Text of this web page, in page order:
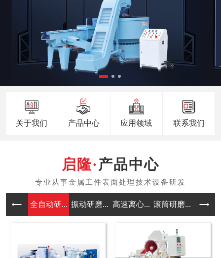
关于我们 产品中心 应用领域 联系我们
产品中心
全自动研... 振动研磨... 高速离心... 滚筒研磨... 涡流